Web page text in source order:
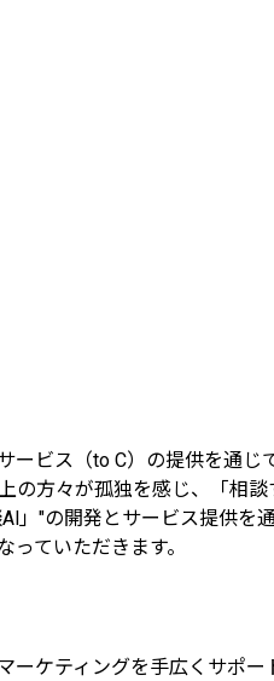
ビス（to C）の提供を通
方々が孤独を感じ、「相談
"の開発とサービス提供を
ていただきます。
ケティングを手広くサポ